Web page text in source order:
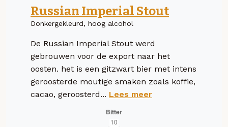
Russian Imperial Stout
Donkergekleurd, hoog alcohol
De Russian Imperial Stout werd
gebrouwen voor de export naar het
oosten. het is een gitzwart bier met intens
geroosterde moutige smaken zoals koffie,
cacao, geroosterd... Lees meer